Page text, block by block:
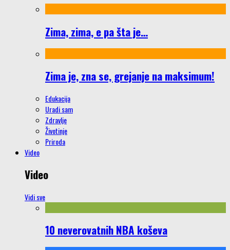
Zima, zima, e pa šta je…
Zima je, zna se, grejanje na maksimum!
Edukacija
Uradi sam
Zdravlje
Životinje
Priroda
Video
Video
Vidi sve
10 neverovatnih NBA koševa